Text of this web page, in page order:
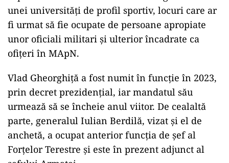
DNA timp de aproximativ două ore, fiind pus
sub acuzare pentru fapte de corupție. La ieșirea
de la audieri, acesta a refuzat să ofere declarații
în fața presei.
Procurorii susțin că șeful Statului Major ar fi
coordonat un demers considerat ilegal, pus în
aplicare de adjunctul său, generalul Iulian
Berdilă. Acesta din urmă ar fi transmis o
solicitare către Ministerul Educației pentru
suplimentarea cu 20 de locuri la buget în cadrul